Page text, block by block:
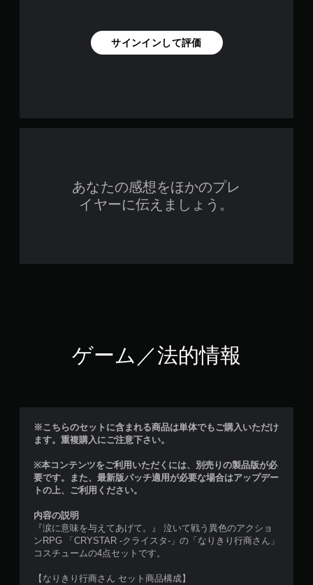
サインインして評価
あなたの感想をほかのプレ
イヤーに伝えましょう。
ゲーム／法的情報
※こちらのセットに含まれる商品は単体でもご購入いただけ
ます。重複購入にご注意下さい。
※本コンテンツをご利用いただくには、別売りの製品版が必
要です。また、最新版パッチ適用が必要な場合はアップデー
トの上、ご利用ください。
内容の説明
『涙に意味を与えてあげて。』 泣いて戦う異色のアクショ
ンRPG 「CRYSTAR -クライスタ-」の「なりきり行商さん」
コスチュームの4点セットです。
【なりきり行商さん セット商品構成】